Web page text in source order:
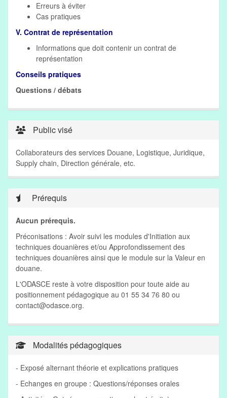
Erreurs à éviter
Cas pratiques
V. Contrat de représentation
Informations que doit contenir un contrat de
représentation
Conseils pratiques
Questions / débats
Public visé
Collaborateurs des services Douane, Logistique, Juridique,
Supply chain, Direction générale, etc.
Prérequis
Aucun prérequis.
Préconisations : Avoir suivi les modules d'Initiation aux
techniques douanières et/ou Approfondissement des
techniques douanières ainsi que le module sur la Valeur en
douane.
L'ODASCE reste à votre disposition pour toute aide au
positionnement pédagogique au 01 55 34 76 80 ou
contact@odasce.org.
Modalités pédagogiques
- Exposé alternant théorie et explications pratiques
- Echanges en groupe : Questions/réponses orales